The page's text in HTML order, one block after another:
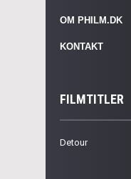
OM PHILM.DK
KONTAKT
FILMTITLER
Detour